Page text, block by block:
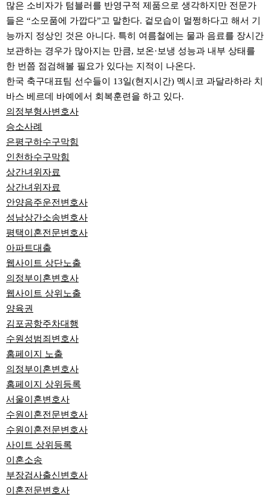
많은 소비자가 텀블러를 반영구적 제품으로 생각하지만 전문가
들은 “소모품에 가깝다”고 말한다. 겉모습이 멀쩡하다고 해서 기
능까지 정상인 것은 아니다. 특히 여름철에는 물과 음료를 장시간
보관하는 경우가 많아지는 만큼, 보온·보냉 성능과 내부 상태를
한 번쯤 점검해볼 필요가 있다는 지적이 나온다.
한국 축구대표팀 선수들이 13일(현지시간) 멕시코 과달라하라 치
바스 베르데 바예에서 회복훈련을 하고 있다.
의정부형사변호사
승소사례
은평구하수구막힘
인천하수구막힘
상간녀위자료
상간녀위자료
안양음주운전변호사
성남상간소송변호사
평택이혼전문변호사
아파트대출
웹사이트 상단노출
의정부이혼변호사
웹사이트 상위노출
양육권
김포공항주차대행
수원성범죄변호사
홈페이지 노출
의정부이혼변호사
홈페이지 상위등록
서울이혼변호사
수원이혼전문변호사
수원이혼전문변호사
사이트 상위등록
이혼소송
부장검사출신변호사
이혼전문변호사